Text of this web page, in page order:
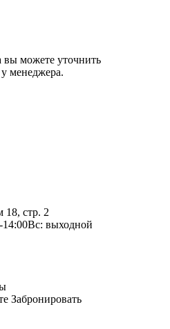
можете уточнить
менеджера.
18, стр. 2
выходной
Забронировать